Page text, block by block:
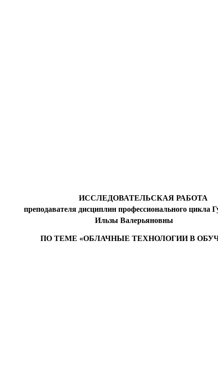
ИССЛЕДОВАТЕЛЬСКАЯ РАБОТА
преподавателя дисциплин профессионального цикла
Ильзы Валерьяновны
ПО ТЕМЕ «ОБЛАЧНЫЕ ТЕХНОЛОГИИ В